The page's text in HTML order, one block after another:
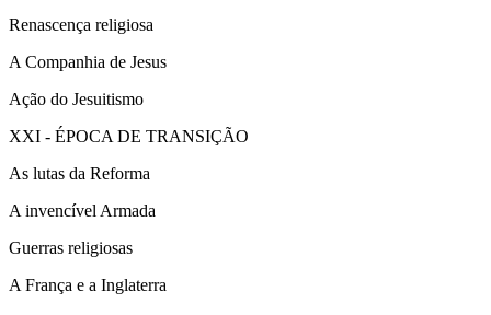
Renascença religiosa
A Companhia de Jesus
Ação do Jesuitismo
XXI - ÉPOCA DE TRANSIÇÃO
As lutas da Reforma
A invencível Armada
Guerras religiosas
A França e a Inglaterra